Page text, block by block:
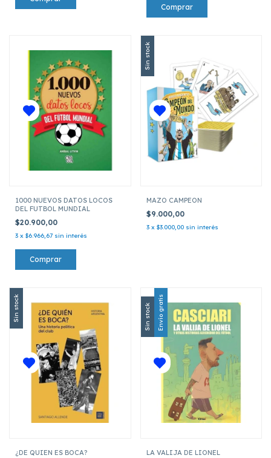
1000 NUEVOS DATOS LOCOS
DEL FUTBOL MUNDIAL
$20.900,00
3 x $6.966,67 sin interés
Sin stock
MAZO CAMPEON
$9.000,00
3 x $3.000,00 sin interés
Sin stock
¿DE QUIEN ES BOCA?
Sin stock Envío gratis
LA VALIJA DE LIONEL